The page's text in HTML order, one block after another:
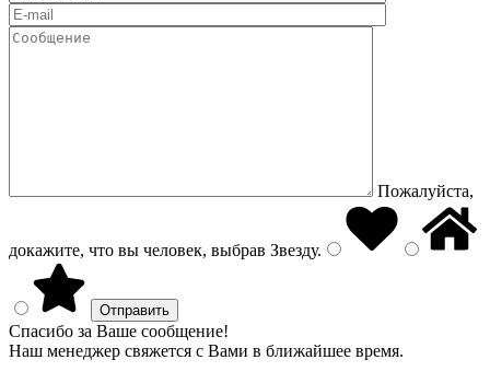
Пожалуйста,
докажите, что вы человек, выбрав Звезду.
Спасибо за Ваше сообщение!
Наш менеджер свяжется с Вами в ближайшее время.